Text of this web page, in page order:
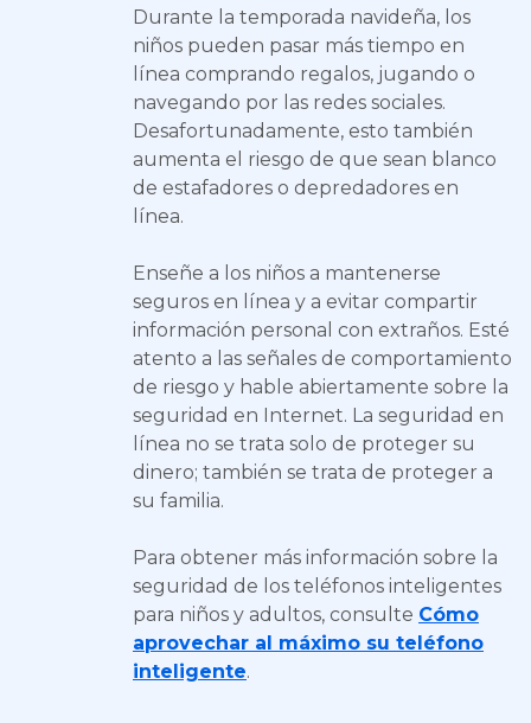
Durante la temporada navideña, los
niños pueden pasar más tiempo en
línea comprando regalos, jugando o
navegando por las redes sociales.
Desafortunadamente, esto también
aumenta el riesgo de que sean blanco
de estafadores o depredadores en
línea.
Enseñe a los niños a mantenerse
seguros en línea y a evitar compartir
información personal con extraños. Esté
atento a las señales de comportamiento
de riesgo y hable abiertamente sobre la
seguridad en Internet. La seguridad en
línea no se trata solo de proteger su
dinero; también se trata de proteger a
su familia.
Para obtener más información sobre la
seguridad de los teléfonos inteligentes
para niños y adultos, consulte Cómo
aprovechar al máximo su teléfono
inteligente.